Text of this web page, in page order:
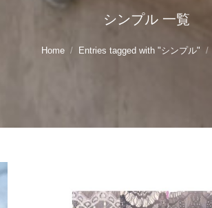
シンプル 一覧
Home Entries tagged with "シンプル"